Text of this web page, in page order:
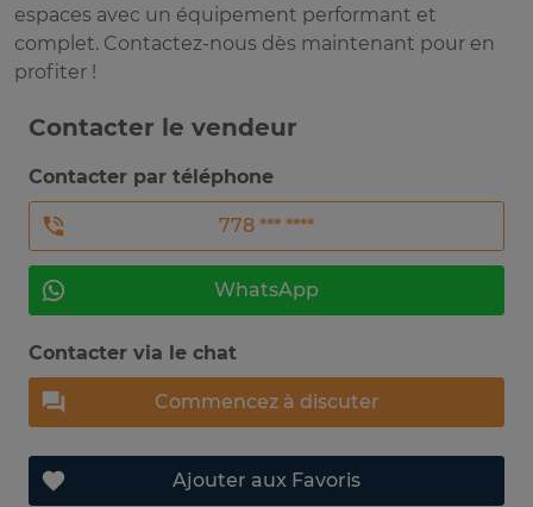
espaces avec un équipement performant et
complet. Contactez-nous dès maintenant pour en
profiter !
Contacter le vendeur
Contacter par téléphone
778 *** ****
WhatsApp
Contacter via le chat
Commencez à discuter
Ajouter aux Favoris